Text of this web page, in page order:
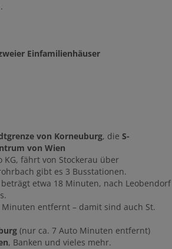
Einfamilienhäuser
von Korneuburg, die S-
von Wien
KG, fährt von Stockerau über
gibt es 3 Busstationen.
etwa 18 Minuten, nach Leobendorf
entfernt – damit sind auch St.
(nur ca. 7 Auto Minuten entfernt)
, Banken und vieles mehr.